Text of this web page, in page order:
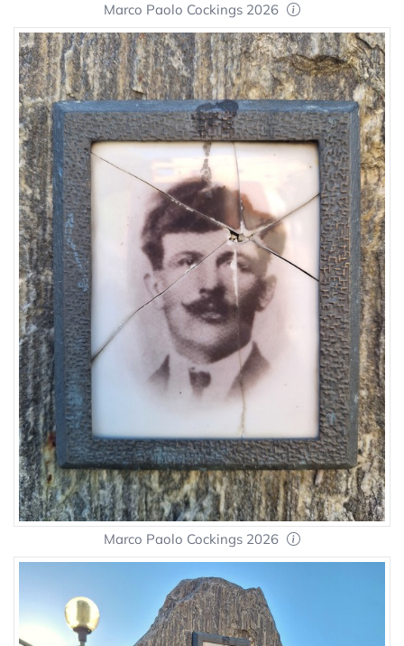
Marco Paolo Cockings 2026
Marco Paolo Cockings 2026